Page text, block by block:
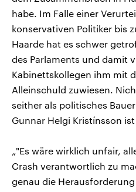
habe. Im Falle einer
konservativen Politiker bis
Haarde hat es schwer
des Parlaments und damit
Kabinettskollegen ihm mit
Alleinschuld zuwiesen.
seither als politisches
Gunnar Helgi Kristínsson
„"Es wäre wirklich unfair,
Crash verantwortlich zu
genau die